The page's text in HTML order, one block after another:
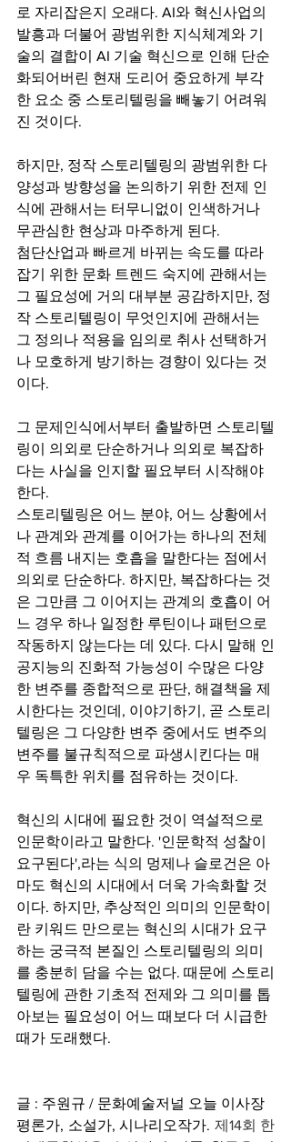
로 자리잡은지 오래다. AI와 혁신사업의
발흥과 더불어 광범위한 지식체계와 기
술의 결합이 AI 기술 혁신으로 인해 단순
화되어버린 현재 도리어 중요하게 부각
한 요소 중 스토리텔링을 빼놓기 어려워
진 것이다.
하지만, 정작 스토리텔링의 광범위한 다
양성과 방향성을 논의하기 위한 전제 인
식에 관해서는 터무니없이 인색하거나
무관심한 현상과 마주하게 된다.
첨단산업과 빠르게 바뀌는 속도를 따라
잡기 위한 문화 트렌드 숙지에 관해서는
그 필요성에 거의 대부분 공감하지만, 정
작 스토리텔링이 무엇인지에 관해서는
그 정의나 적용을 임의로 취사 선택하거
나 모호하게 방기하는 경향이 있다는 것
이다.
그 문제인식에서부터 출발하면 스토리텔
링이 의외로 단순하거나 의외로 복잡하
다는 사실을 인지할 필요부터 시작해야
한다.
스토리텔링은 어느 분야, 어느 상황에서
나 관계와 관계를 이어가는 하나의 전체
적 흐름 내지는 호흡을 말한다는 점에서
의외로 단순하다. 하지만, 복잡하다는 것
은 그만큼 그 이어지는 관계의 호흡이 어
느 경우 하나 일정한 루틴이나 패턴으로
작동하지 않는다는 데 있다. 다시 말해 인
공지능의 진화적 가능성이 수많은 다양
한 변주를 종합적으로 판단, 해결책을 제
시한다는 것인데, 이야기하기, 곧 스토리
텔링은 그 다양한 변주 중에서도 변주의
변주를 불규칙적으로 파생시킨다는 매
우 독특한 위치를 점유하는 것이다.
혁신의 시대에 필요한 것이 역설적으로
인문학이라고 말한다. '인문학적 성찰이
요구된다',라는 식의 멍제나 슬로건은 아
마도 혁신의 시대에서 더욱 가속화할 것
이다. 하지만, 추상적인 의미의 인문학이
란 키워드 만으로는 혁신의 시대가 요구
하는 궁극적 본질인 스토리텔링의 의미
를 충분히 담을 수는 없다. 때문에 스토리
텔링에 관한 기초적 전제와 그 의미를 톱
아보는 필요성이 어느 때보다 더 시급한
때가 도래했다.
글 : 주원규 / 문화예술저널 오늘 이사장
평론가, 소설가, 시나리오작가. 제14회 한